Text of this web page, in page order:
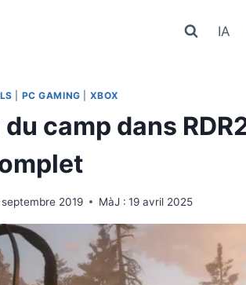
IA
PC GAMING XBOX
camp dans
septembre 2019 MàJ : 19 avril 2025